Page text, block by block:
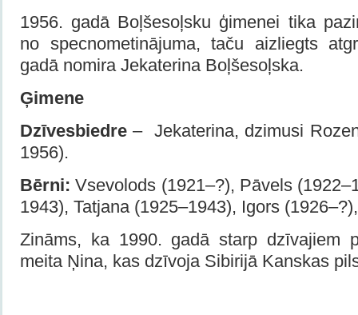
1956. gadā Boļšesoļsku ģimenei tika
no specnometinājuma, taču aizliegts
gadā nomira Jekaterina Boļšesoļska.
Ģimene
Dzīvesbiedre– Jekaterina, dzimusi
1956).
Bērni: Vsevolods (1921–?), Pāvels
1943), Tatjana (1925–1943), Igors
Zināms, ka 1990. gadā starp dzīvajiem
meita Ņina, kas dzīvoja Sibirijā Kanskas